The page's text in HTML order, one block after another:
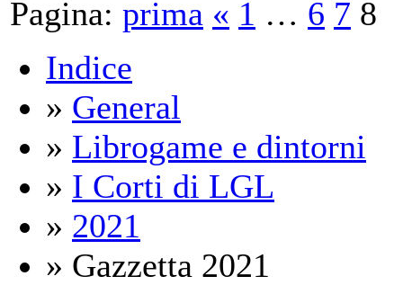
Pagina: prima « 1 … 6 7 8
Indice
» General
» Librogame e dintorni
» I Corti di LGL
» 2021
» Gazzetta 2021